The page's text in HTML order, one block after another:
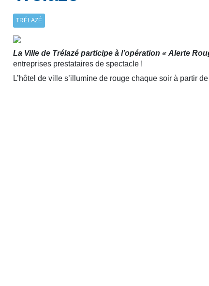
TRÉLAZÉ
La Ville de Trélazé participe à l’opération « Alerte
entreprises prestataires de spectacle !
L’hôtel de ville s’illumine de rouge chaque soir à partir